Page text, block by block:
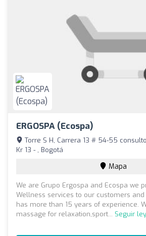
ERGOSPA (Ecospa)
Torre S H, Carrera 13 # 54-55
Kr 13 - , Bogotá
Mapa
We are Grupo Ergospa and Ecospa we
Wellness services to our customers
has more than 15 years of experience.
massage for relaxation,sport... Seguir